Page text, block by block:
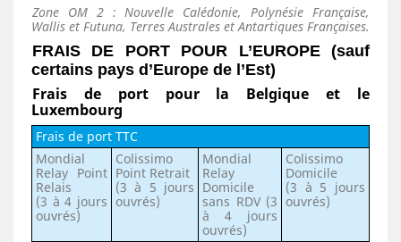
Zone OM 2 : Nouvelle Calédonie, Polynésie Française,
Wallis et Futuna, Terres Australes et Antartiques Françaises.
FRAIS DE PORT POUR L’EUROPE (sauf
certains pays d’Europe de l’Est)
Frais de port pour la Belgique et le
Luxembourg
Frais de port TTC
Mondial
Relay Point
Relais
(3 à 4 jours
ouvrés)
Colissimo
Point Retrait
(3 à 5 jours
ouvrés)
Mondial
Relay
Domicile
sans RDV (3
à 4 jours
ouvrés)
Colissimo
Domicile
(3 à 5 jours
ouvrés)